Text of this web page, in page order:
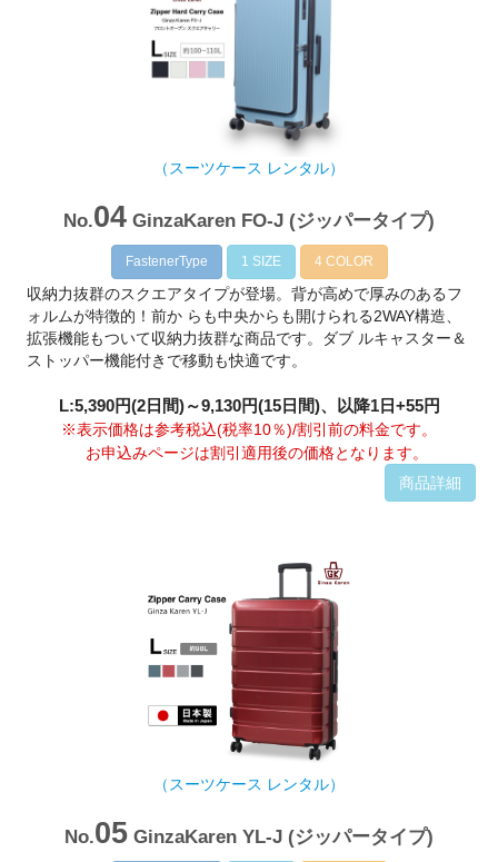
（スーツケース レンタル）
No.04 GinzaKaren FO-J (ジッパータイプ)
FastenerType 1 SIZE 4 COLOR
収納力抜群のスクエアタイプが登場。背が高めで厚みのあるフ
ォルムが特徴的！前か らも中央からも開けられる2WAY構造、
拡張機能もついて収納力抜群な商品です。ダブ ルキャスター＆
ストッパー機能付きで移動も快適です。
L:5,390円(2日間)～9,130円(15日間)、以降1日+55円
※表示価格は参考税込(税率10％)/割引前の料金です。
お申込みページは割引適用後の価格となります。
商品詳細
（スーツケース レンタル）
No.05 GinzaKaren YL-J (ジッパータイプ)